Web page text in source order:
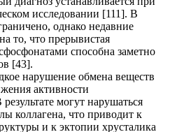
исследовании [111]. В
однако недавние
то, что прерывистая
способна заметно
[43].
нарушение обмена веществ
активности
могут нарушаться
коллагена, что приводит к
и к эктопии хрусталика